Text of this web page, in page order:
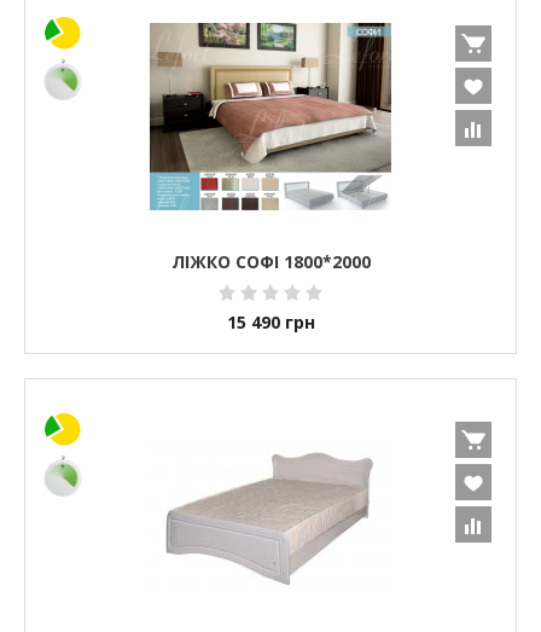
ЛІЖКО СОФІ 1800*2000
15 490 грн